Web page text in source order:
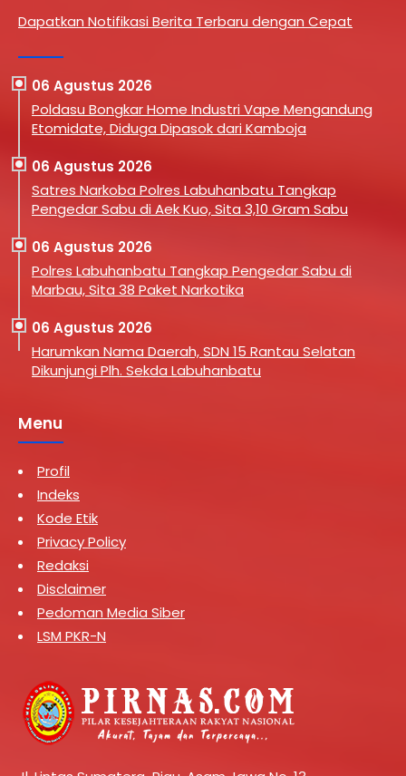
Dapatkan Notifikasi Berita Terbaru dengan Cepat
06 Agustus 2026
Poldasu Bongkar Home Industri Vape Mengandung
Etomidate, Diduga Dipasok dari Kamboja
06 Agustus 2026
Satres Narkoba Polres Labuhanbatu Tangkap
Pengedar Sabu di Aek Kuo, Sita 3,10 Gram Sabu
06 Agustus 2026
Polres Labuhanbatu Tangkap Pengedar Sabu di
Marbau, Sita 38 Paket Narkotika
06 Agustus 2026
Harumkan Nama Daerah, SDN 15 Rantau Selatan
Dikunjungi Plh. Sekda Labuhanbatu
Menu
Profil
Indeks
Kode Etik
Privacy Policy
Redaksi
Disclaimer
Pedoman Media Siber
LSM PKR-N